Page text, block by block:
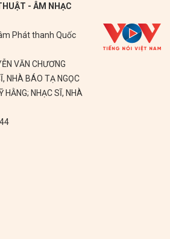
- ÂM NHẠC
Phát thanh Quốc
VĂN CHƯƠNG
NHÀ BÁO TẠ NGỌC
HẰNG; NHẠC SĨ, NHÀ